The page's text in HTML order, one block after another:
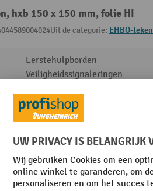
hxb 150 x 150 mm, folie HI
Uit de categorie: EHBO-teken
Eerstehulpborden
Veiligheidssignaleringen
zelfklevend
150 mm
100 µm
150 mm